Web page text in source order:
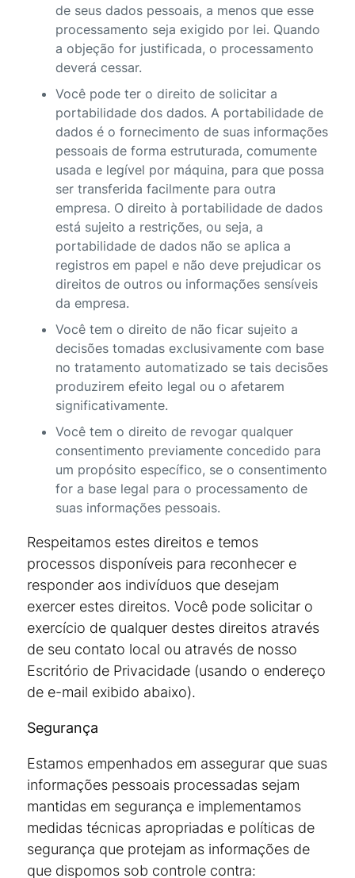
de seus dados pessoais, a menos que esse
processamento seja exigido por lei. Quando
a objeção for justificada, o processamento
deverá cessar.
Você pode ter o direito de solicitar a
portabilidade dos dados. A portabilidade de
dados é o fornecimento de suas informações
pessoais de forma estruturada, comumente
usada e legível por máquina, para que possa
ser transferida facilmente para outra
empresa. O direito à portabilidade de dados
está sujeito a restrições, ou seja, a
portabilidade de dados não se aplica a
registros em papel e não deve prejudicar os
direitos de outros ou informações sensíveis
da empresa.
Você tem o direito de não ficar sujeito a
decisões tomadas exclusivamente com base
no tratamento automatizado se tais decisões
produzirem efeito legal ou o afetarem
significativamente.
Você tem o direito de revogar qualquer
consentimento previamente concedido para
um propósito específico, se o consentimento
for a base legal para o processamento de
suas informações pessoais.
Respeitamos estes direitos e temos
processos disponíveis para reconhecer e
responder aos indivíduos que desejam
exercer estes direitos. Você pode solicitar o
exercício de qualquer destes direitos através
de seu contato local ou através de nosso
Escritório de Privacidade (usando o endereço
de e-mail exibido abaixo).
Segurança
Estamos empenhados em assegurar que suas
informações pessoais processadas sejam
mantidas em segurança e implementamos
medidas técnicas apropriadas e políticas de
segurança que protejam as informações de
que dispomos sob controle contra: